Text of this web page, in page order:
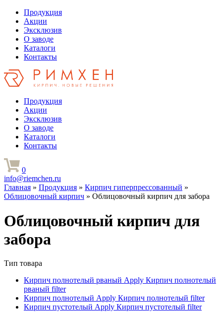
Продукция
Акции
Эксклюзив
О заводе
Каталоги
Контакты
Продукция
Акции
Эксклюзив
О заводе
Каталоги
Контакты
0
info@riemchen.ru
Главная » Продукция » Кирпич гиперпрессованный »
Облицовочный кирпич » Облицовочный кирпич для забора
Облицовочный кирпич для
забора
Тип товара
Кирпич полнотелый рваный Apply Кирпич полнотелый
рваный filter
Кирпич полнотелый Apply Кирпич полнотелый filter
Кирпич пустотелый Apply Кирпич пустотелый filter